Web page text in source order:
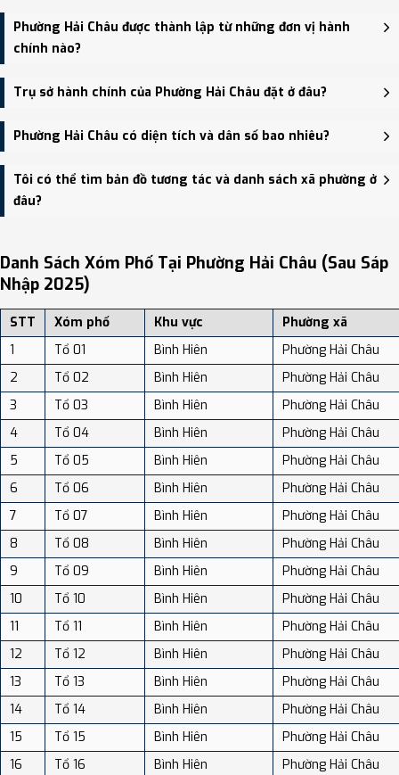
Phường Hải Châu được thành lập từ những đơn vị hành
chính nào?
Phường Hải Châu được thành lập trên cơ sở sáp nhập Phường
Thanh Bình, Phường Thuận Phước, Phường Thạch Thang, Phường
Phước Ninh, Phường Hải Châu.
Trụ sở hành chính của Phường Hải Châu đặt ở đâu?
Trụ sở hành chính mới của Phường Hải Châu đặt tại Số 15 đường Lê
Hồng Phong, phường Hải Châu - trung tâm khu vực thuận tiện giao
thông.
Phường Hải Châu có diện tích và dân số bao nhiêu?
Phường Hải Châu có Diện tích: 7.58 km², Dân số: 131,427 người, Mật
độ dân số: Khoảng 17,338.70 người/km²
Tôi có thể tìm bản đồ tương tác và danh sách xã phường ở
đâu?
địa điểm tại: VReview.vn - Nền tảng review địa điểm, dịch vụ và du
lịch uy tín tại Việt Nam.
Danh Sách Xóm Phố Tại Phường Hải Châu (sau Sáp
Nhập 2025)
STT Xóm phố Khu vực
Phường xã
1
Tổ 01 Bình Hiên
Phường Hải Châu
2
Tổ 02 Bình Hiên
Phường Hải Châu
3
Tổ 03 Bình Hiên
Phường Hải Châu
4
Tổ 04 Bình Hiên
Phường Hải Châu
5
Tổ 05 Bình Hiên
Phường Hải Châu
6
Tổ 06 Bình Hiên
Phường Hải Châu
7
Tổ 07 Bình Hiên
Phường Hải Châu
8
Tổ 08 Bình Hiên
Phường Hải Châu
9
Tổ 09 Bình Hiên
Phường Hải Châu
10
Tổ 10 Bình Hiên
Phường Hải Châu
11
Tổ 11 Bình Hiên
Phường Hải Châu
12
Tổ 12 Bình Hiên
Phường Hải Châu
13
Tổ 13 Bình Hiên
Phường Hải Châu
14
Tổ 14 Bình Hiên
Phường Hải Châu
15
Tổ 15 Bình Hiên
Phường Hải Châu
16
Tổ 16 Bình Hiên
Phường Hải Châu